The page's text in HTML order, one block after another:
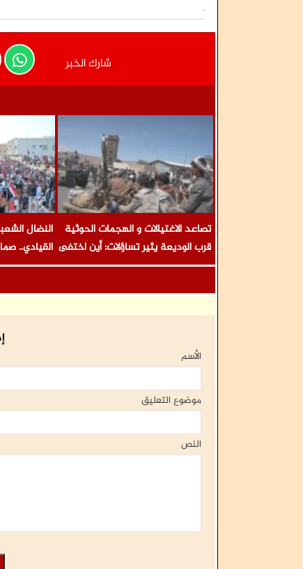
شارك الخبر
تصاعد الاغتيالات و الهجمات الحوثية
قرب الوديعة يثير تساؤلات: أين اختفى
حديث الرياض عن "الأمن القومي"؟
النضال
القيادي..
الأسم
موضوع التعليق
النص